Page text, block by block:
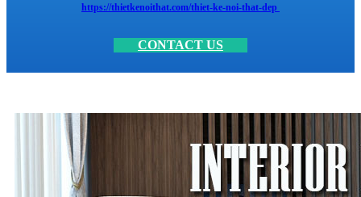
https://thietkenoithat.com/thiet-ke-noi-that-dep
CONTACT US